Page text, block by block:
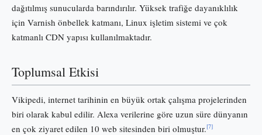
dağıtılmış sunucularda barındırılır. Yüksek trafiğe dayanıklılık
için Varnish önbellek katmanı, Linux işletim sistemi ve çok
katmanlı CDN yapısı kullanılmaktadır.
Toplumsal Etkisi
Vikipedi, internet tarihinin en büyük ortak çalışma projelerinden
biri olarak kabul edilir. Alexa verilerine göre uzun süre dünyanın
en çok ziyaret edilen 10 web sitesinden biri olmuştur.[7]